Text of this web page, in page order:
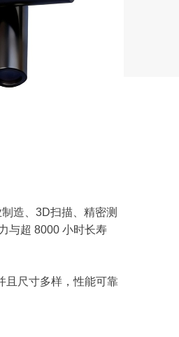
造、3D扫描、精密测
与超 8000 小时长寿
且尺寸多样，性能可靠